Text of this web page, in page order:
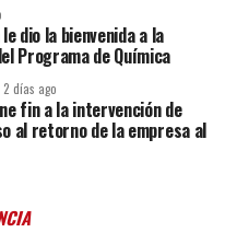
dio la bienvenida a la
Programa de Química
2 días ago
fin a la intervención de
al retorno de la empresa al